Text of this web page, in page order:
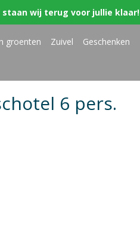
wij terug voor jullie klaar!
groenten Zuivel
Geschenken
6 pers.